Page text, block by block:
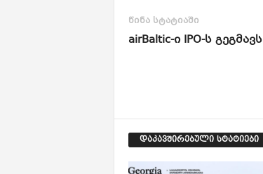
წინა სტატიაში
airBaltic-ი IPO-ს გეგმავს
დაკავშირებული სტატიები